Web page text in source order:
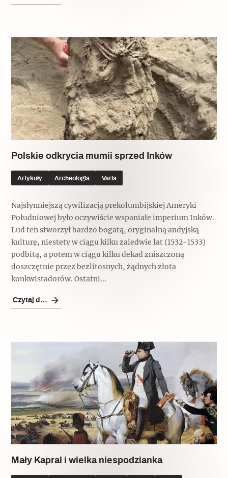
Popularne
Szyb pierwszej windy w Warszawie
Świat
Popularne
Polskie odkrycia mumii sprzed Inków
Artykuły Archeologia Varia
Najsłynniejszą cywilizacją prekolumbijskiej Ameryki
Południowej było oczywiście wspaniałe imperium Inków.
Lud ten stworzył bardzo bogatą, oryginalną andyjską
kulturę, niestety w ciągu kilku zaledwie lat (1532-1533)
podbitą, a potem w ciągu kilku dekad zniszczoną
doszczętnie przez bezlitosnych, żądnych złota
konkwistadorów. Ostatni...
Czytaj dalej
Mały Kapral i wielka niespodzianka